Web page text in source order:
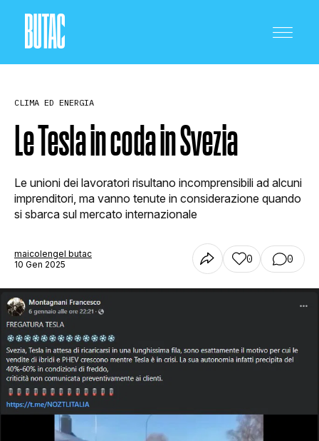
CRONACA E POLITICA
SALUTE E MEDICINA
STORIA E CITAZIONI
INTRATTENIMENTO
CLIMA ED ENERGIA
Le Tesla in coda in Svezia
Le unioni dei lavoratori risultano incomprensibili ad alcuni
imprenditori, ma vanno tenute in considerazione quando
si sbarca sul mercato internazionale
maicolengel butac
10 Gen 2025
0 0